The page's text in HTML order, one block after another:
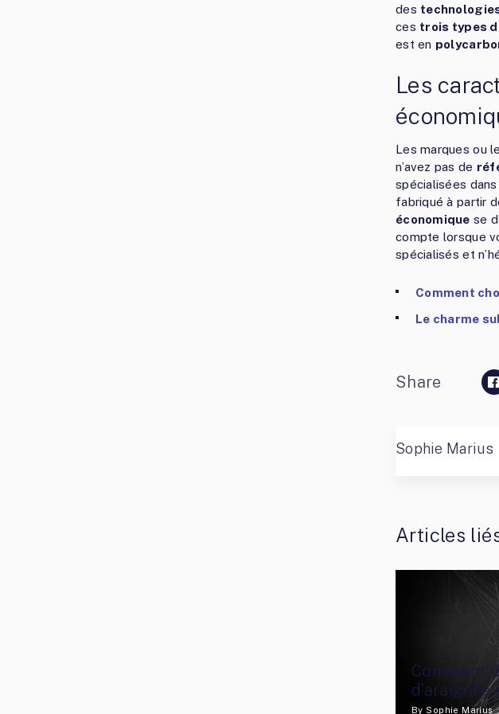
des
ces trois types
est en
Les
Les marques ou
n’avez pas de
spécialisées dans
fabriqué à partir
économique se
compte lorsque
spécialisés et
Comment
Le charme
Share
Sophie Marius
Articles
Comment
By Sophie Marius